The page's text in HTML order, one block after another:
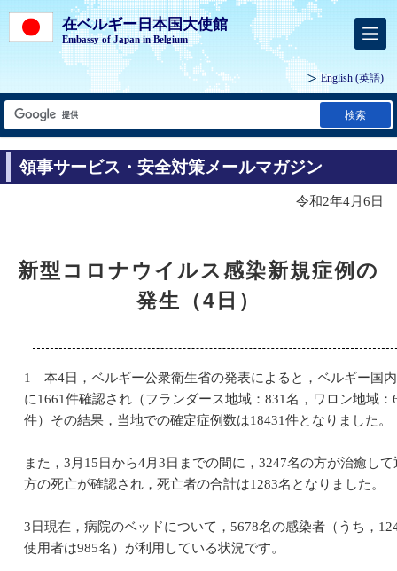
在ベルギー日本国大使館
Embassy of Japan in Belgium
English (英語)
検索
領事サービス・安全対策メールマガジン
令和2年4月6日
新型コロナウイルス感染新規症例の
発生（4日）
1 本4日，ベルギー公衆衛生省の発表によると，ベルギー国
に1661件確認され（フランダース地域：831名，ワロン地域
件）その結果，当地での確定症例数は18431件となりました。
また，3月15日から4月3日までの間に，3247名の方が治癒し
方の死亡が確認され，死亡者の合計は1283名となりました。
3日現在，病院のベッドについて，5678名の感染者（うち，
使用者は985名）が利用している状況です。